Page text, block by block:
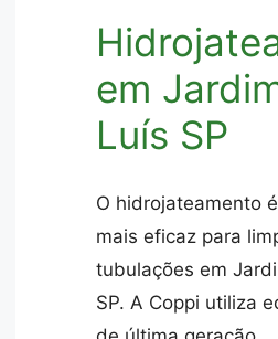
em
Luís SP
O hidrojateamento
mais eficaz para
tubulações em
SP. A Coppi utiliza